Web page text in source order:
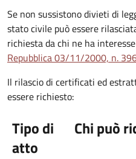
Se non sussistono divieti di
stato civile può essere
richiesta da chi ne ha
Repubblica 03/11/2000, n.
Il rilascio di certificati ed
essere richiesto:
Tipo di
atto
Chi può